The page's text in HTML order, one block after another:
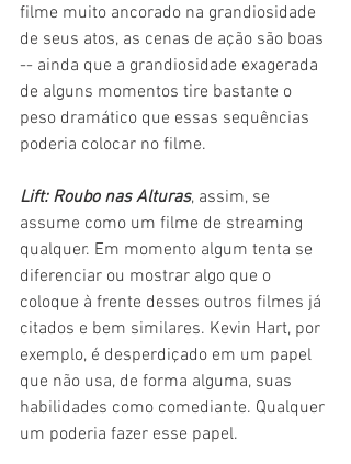
filme muito ancorado na grandiosidade
de seus atos, as cenas de ação são boas
-- ainda que a grandiosidade exagerada
de alguns momentos tire bastante o
peso dramático que essas sequências
poderia colocar no filme.
Lift: Roubo nas Alturas, assim, se
assume como um filme de streaming
qualquer. Em momento algum tenta se
diferenciar ou mostrar algo que o
coloque à frente desses outros filmes já
citados e bem similares. Kevin Hart, por
exemplo, é desperdiçado em um papel
que não usa, de forma alguma, suas
habilidades como comediante. Qualquer
um poderia fazer esse papel.